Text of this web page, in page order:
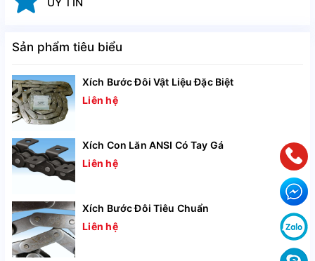
Cấu tạo cơ bản của xích đỡ cáp
Sản phẩm tiêu biểu
Xích Bước Đôi Vật Liệu Đặc Biệt
Liên hệ
Xích Con Lăn ANSI Có Tay Gá
Liên hệ
Xích Bước Đôi Tiêu Chuẩn
Liên hệ